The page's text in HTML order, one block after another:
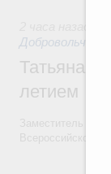
Татьяна
летием
Заместитель
Всероссийского